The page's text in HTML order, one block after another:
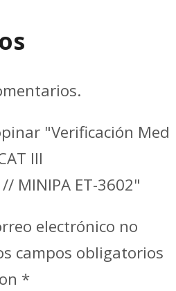
"Verificación Med
III
MINIPA ET-3602"
electrónico no
campos obligatorios
*